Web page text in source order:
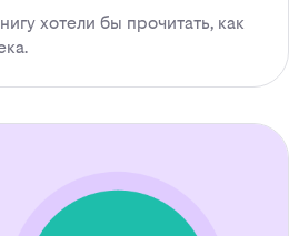
хотели бы прочитать, как